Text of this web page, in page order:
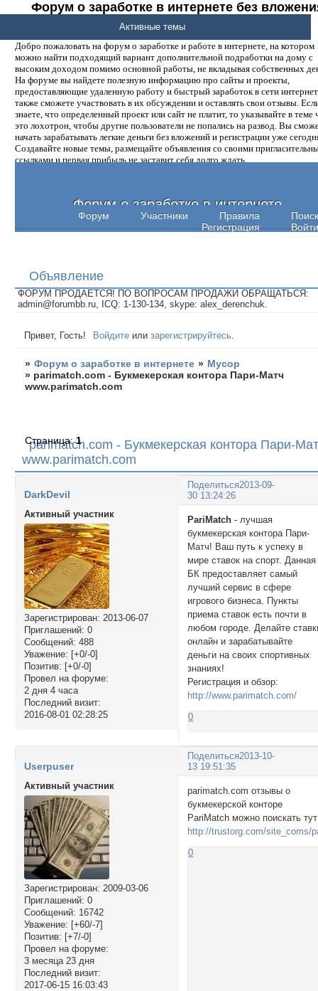
Форум о заработке в интернете без
денег.
Добро пожаловать на форум о заработке и работе в интернете, на котором
можно найти подходящий вариант дополнительной подработки на дому с
высоким доходом помимо основной работы, не вкладывая собственных
На форуме вы найдете полезную информацию про сайты и проекты,
предоставляющие удаленную работу и быстрый заработок в сети
также сможете участвовать в их обсуждении и оставлять свои отзывы.
знаете, что определенный проект или сайт не платит, то указывайте в теме
это лохотрон, чтобы другие пользователи не попались на развод. Вы
начать зарабатывать легкие деньги без вложений и регистрации уже
Создавайте новые темы, размещайте объявления со своими
ссылками и первая прибыль не заставит себя долго ждать.
Форум о заработке в интернете
Форум Участники Правила
Поиск
Регистрация
Войти
Активные темы
Объявление
ФОРУМ ПРОДАЕТСЯ! ПО ВОПРОСАМ ПРОДАЖИ ОБРАЩАТЬСЯ:
admin@forumbb.ru, ICQ: 1-130-134, skype: alex_derenchuk.
Привет, Гость! Войдите илизарегистрируйтесь
» Форум о заработке в интернете » Мусор
» parimatch.com - Букмекерская контора Пари-Матч
www.parimatch.com
parimatch.com - Букмекерская контора Пари-
www.parimatch.com
Страница:1
Поделиться2013-09-
30 13:24:26
DarkDevil
Активный участник
Зарегистрирован: 2013-06-07
Приглашений: 0
Сообщений: 488
Уважение: [+0/-0]
Позитив: [+0/-0]
Провел на форуме:
2 дня 4 часа
Последний визит:
2016-08-01 02:28:25
PariMatch - лучшая
букмекерская контора Пари-
Матч! Ваш путь к успеху в
мире ставок на спорт. Данная
БК предоставляет самый
лучший сервис в сфере
игрового бизнеса. Пункты
приема ставок есть почти в
любом городе. Делайте
онлайн и зарабатывайте
деньги на своих спортивных
знаниях!
Регистрация и обзор:
http://www.parimatch.com/
0
Поделиться2013-10-
13 19:51:35
Userpuser
Активный участник
Зарегистрирован: 2009-03-06
Приглашений: 0
Сообщений: 16742
Уважение: [+60/-7]
Позитив: [+7/-0]
Провел на форуме:
3 месяца 23 дня
Последний визит:
2017-06-15 16:03:43
parimatch.com отзывы о
букмекерской конторе
PariMatch можно поискать
http://trustorg.com/site_coms/
0